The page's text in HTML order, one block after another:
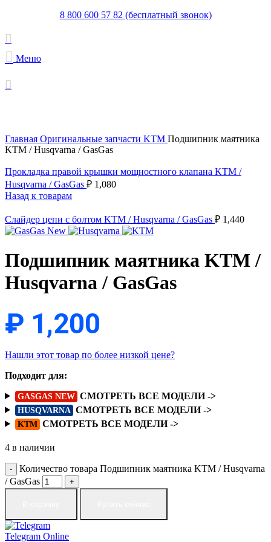
8 800 600 57 82 (бесплатный звонок)
Меню
Главная Оригинальные запчасти KTM Подшипник маятника
KTM / Husqvarna / GasGas
Прокладка правой крышки мощностного клапана KTM /
Husqvarna / GasGas ₽ 1,080
Назад к товарам
Слайдер цепи с болтом KTM / Husqvarna / GasGas ₽ 1,440
Подшипник маятника KTM /
Husqvarna / GasGas
₽ 1,200
Нашли этот товар по более низкой цене?
Подходит для:
GASGAS NEW СМОТРЕТЬ ВСЕ МОДЕЛИ ->
HUSQVARNA СМОТРЕТЬ ВСЕ МОДЕЛИ ->
KTM СМОТРЕТЬ ВСЕ МОДЕЛИ ->
4 в наличии
Количество товара Подшипник маятника KTM / Husqvarna
/ GasGas
Telegram Online